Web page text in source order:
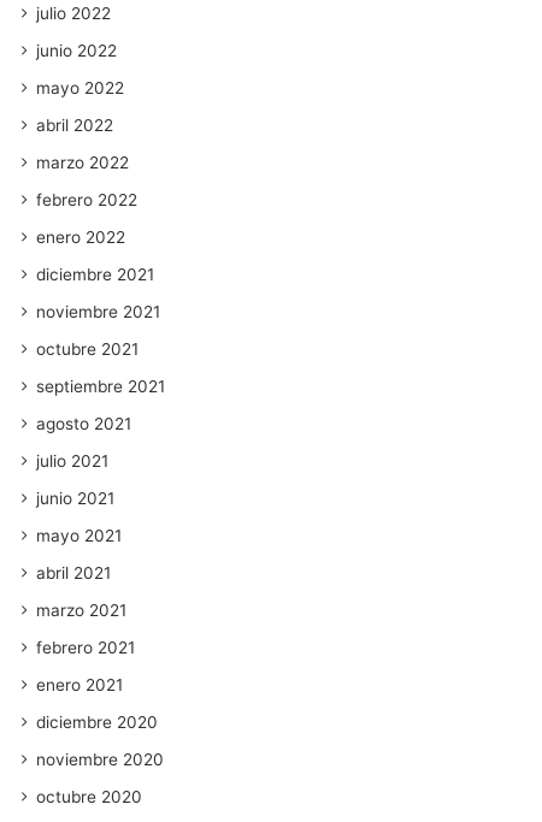
julio 2022
junio 2022
mayo 2022
abril 2022
marzo 2022
febrero 2022
enero 2022
diciembre 2021
noviembre 2021
octubre 2021
septiembre 2021
agosto 2021
julio 2021
junio 2021
mayo 2021
abril 2021
marzo 2021
febrero 2021
enero 2021
diciembre 2020
noviembre 2020
octubre 2020